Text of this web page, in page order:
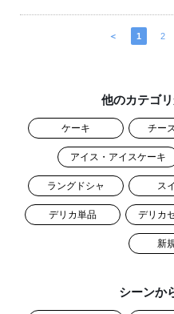
＜ 1 2
他のカテゴ
ケーキ チー
アイス・アイスケーキ
ラングドシャ ス
デリカ単品 デリカ
新
シーンか